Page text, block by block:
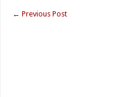
← Previous Post